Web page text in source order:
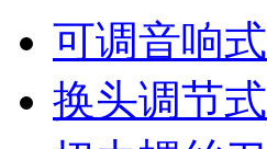
可调音响式
换头调节式